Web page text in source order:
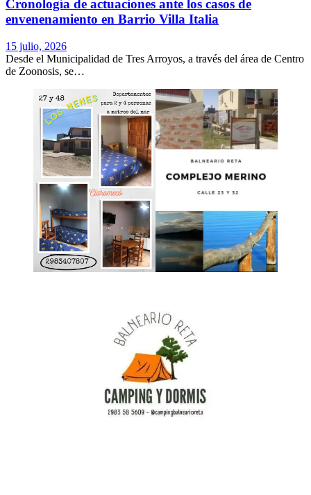
Cronología de actuaciones ante los casos de
envenenamiento en Barrio Villa Italia
15 julio, 2026
Desde el Municipalidad de Tres Arroyos, a través del área de Centro
de Zoonosis, se…